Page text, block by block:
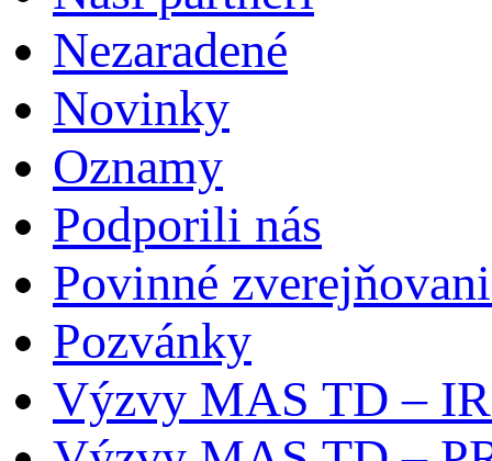
Nezaradené
Novinky
Oznamy
Podporili nás
Povinné
Pozvánky
Výzvy MAS TD –